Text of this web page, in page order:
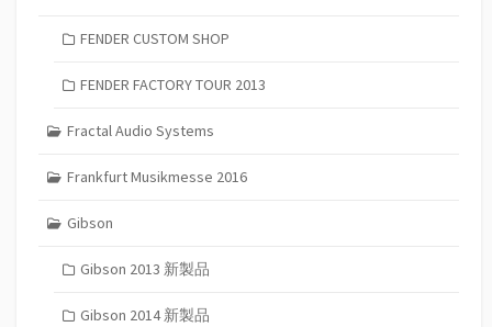
FENDER CUSTOM SHOP
FENDER FACTORY TOUR 2013
Fractal Audio Systems
Frankfurt Musikmesse 2016
Gibson
Gibson 2013 新製品
Gibson 2014 新製品